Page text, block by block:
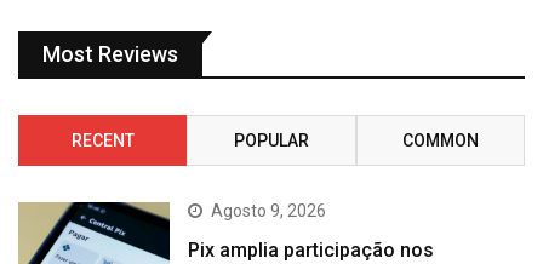
Most Reviews
RECENT POPULAR COMMON
Agosto 9, 2026
Pix amplia participação nos